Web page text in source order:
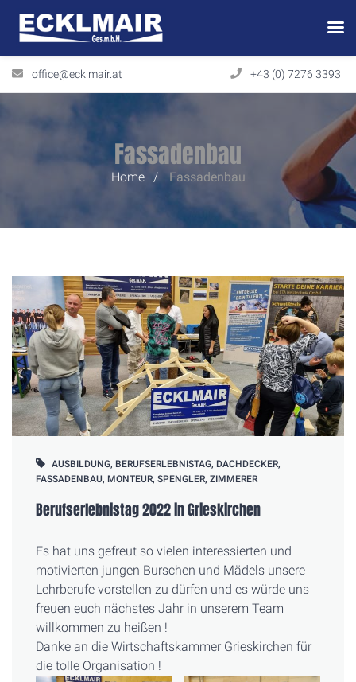
office@ecklmair.at +43 (0) 7276 3393
Fassadenbau
Home Fassadenbau
AUSBILDUNG, BERUFSERLEBNISTAG, DACHDECKER,
FASSADENBAU, MONTEUR, SPENGLER, ZIMMERER
Berufserlebnistag 2022 in Grieskirchen
Es hat uns gefreut so vielen interessierten und
motivierten jungen Burschen und Mädels unsere
Lehrberufe vorstellen zu dürfen und es würde uns
freuen euch nächstes Jahr in unserem Team
willkommen zu heißen !
Danke an die Wirtschaftskammer Grieskirchen für
die tolle Organisation !